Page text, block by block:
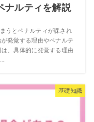
ナルティを解説
うとペナルティが課され
発覚する理由やペナルテ
、具体的に発覚する理由
基礎知識